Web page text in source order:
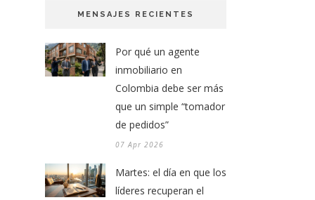
MENSAJES RECIENTES
Por qué un agente
inmobiliario en
Colombia debe ser más
que un simple “tomador
de pedidos”
07 Apr 2026
Martes: el día en que los
líderes recuperan el